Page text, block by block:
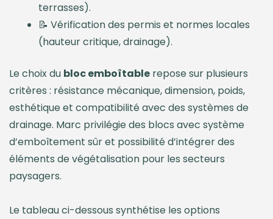
terrasses).
📝 Vérification des permis et normes locales
(hauteur critique, drainage).
Le choix du bloc emboîtable repose sur plusieurs
critères : résistance mécanique, dimension, poids,
esthétique et compatibilité avec des systèmes de
drainage. Marc privilégie des blocs avec système
d’emboîtement sûr et possibilité d’intégrer des
éléments de végétalisation pour les secteurs
paysagers.
Le tableau ci-dessous synthétise les options